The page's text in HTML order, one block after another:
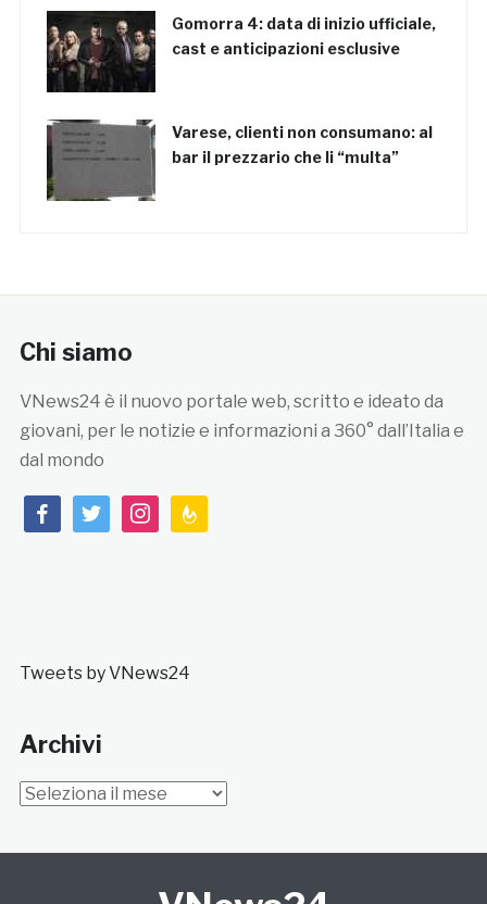
Gomorra 4: data di inizio ufficiale,
cast e anticipazioni esclusive
Varese, clienti non consumano: al
bar il prezzario che li “multa”
Chi siamo
VNews24 è il nuovo portale web, scritto e ideato da
giovani, per le notizie e informazioni a 360° dall’Italia e
dal mondo
facebooktwitterinstagramfeedburner
Tweets by VNews24
Archivi
Archivi